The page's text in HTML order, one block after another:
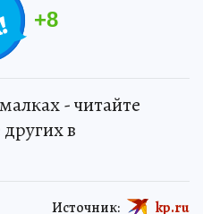
+8
- читайте
в
Источник: kp.ru